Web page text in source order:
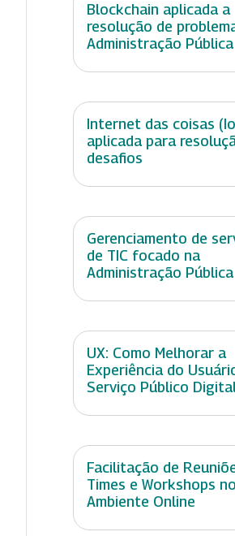
Blockchain aplicada a
resolução de
Administração Pública
Internet das coisas
aplicada para
desafios
Gerenciamento de
de TIC focado na
Administração Pública
UX: Como Melhorar a
Experiência do
Serviço Público
Facilitação de
Times e Workshops no
Ambiente Online